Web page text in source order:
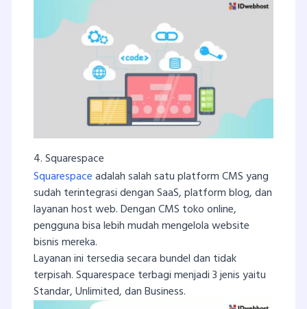
4. Squarespace
Squarespaceadalah salah satu platform CMS yang
sudah terintegrasi dengan SaaS, platform blog, dan
layanan host web. Dengan CMS toko online,
pengguna bisa lebih mudah mengelola website
bisnis mereka.
Layanan ini tersedia secara bundel dan tidak
terpisah. Squarespace terbagi menjadi 3 jenis yaitu
Standar, Unlimited, dan Business.